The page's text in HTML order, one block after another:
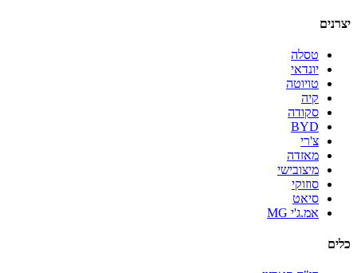
יצרנים
טסלה
יונדאי
טויוטה
קיה
סקודה
BYD
צ'רי
מאזדה
מיצובישי
סוזוקי
סיאט
אמ.ג'י MG
כלים